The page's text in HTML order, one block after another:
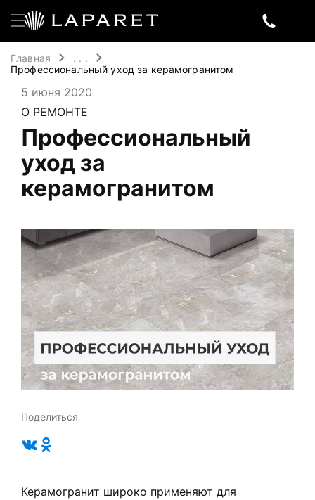
Главная
. . .
Профессиональный уход за керамогранитом
5 июня 2020
О РЕМОНТЕ
Профессиональный
уход за
керамогранитом
Поделиться
Керамогранит широко применяют для